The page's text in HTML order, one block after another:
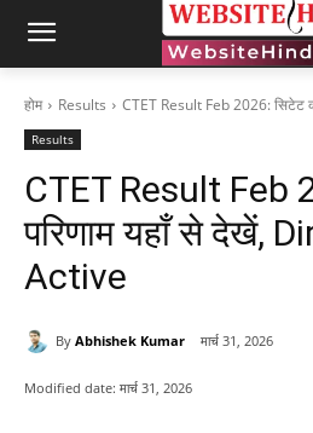
होम Results CTET Result Feb 2026: सिटेट
Results
CTET Result Feb
परिणाम यहाँ से देखें,
Active
By Abhishek Kumar मार्च 31, 2026
Modified date: मार्च 31, 2026